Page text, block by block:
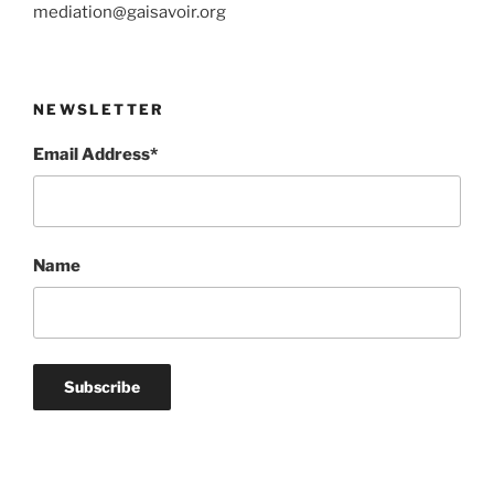
mediation@gaisavoir.org
NEWSLETTER
Email Address*
Name